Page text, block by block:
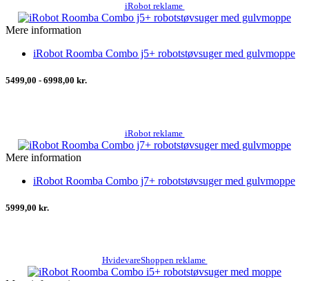
iRobot reklame
Mere information
iRobot Roomba Combo j5+ robotstøvsuger med gulvmoppe
5499,00 - 6998,00 kr.
iRobot reklame
Mere information
iRobot Roomba Combo j7+ robotstøvsuger med gulvmoppe
5999,00 kr.
HvidevareShoppen reklame